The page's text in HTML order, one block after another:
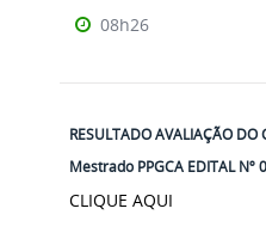
08h26
RESULTADO AVALIAÇÃO
Mestrado PPGCA EDITAL Nº
CLIQUE AQUI